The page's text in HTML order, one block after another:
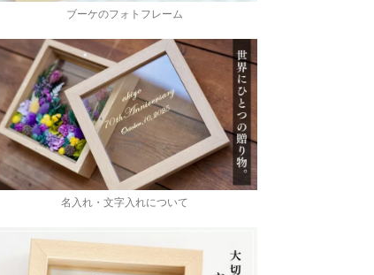
ブーケのフォトフレーム
名入れ・文字入れについて